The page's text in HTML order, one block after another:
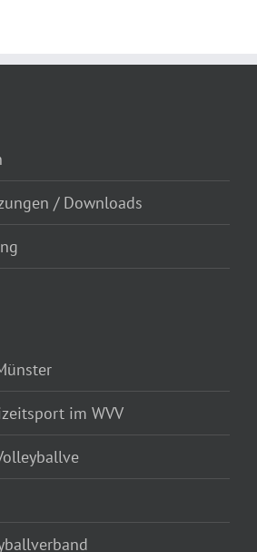
/ Downloads
im WVV